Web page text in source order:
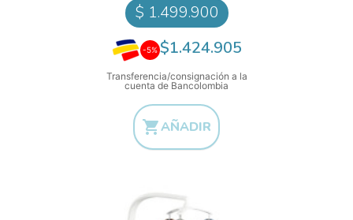
$ 1.499.900
-5% $1.424.905
Transferencia/consignación a la
cuenta de Bancolombia
AÑADIR